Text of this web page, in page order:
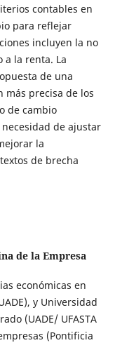
contables en
para reflejar
incluyen la no
a la renta. La
de una
más precisa de los
de cambio
de ajustar
la
de brecha
de la Empresa
económicas en
y Universidad
(UADE/ UFASTA
(Pontificia